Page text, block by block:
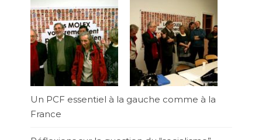
Un PCF essentiel à la gauche comme à la
France